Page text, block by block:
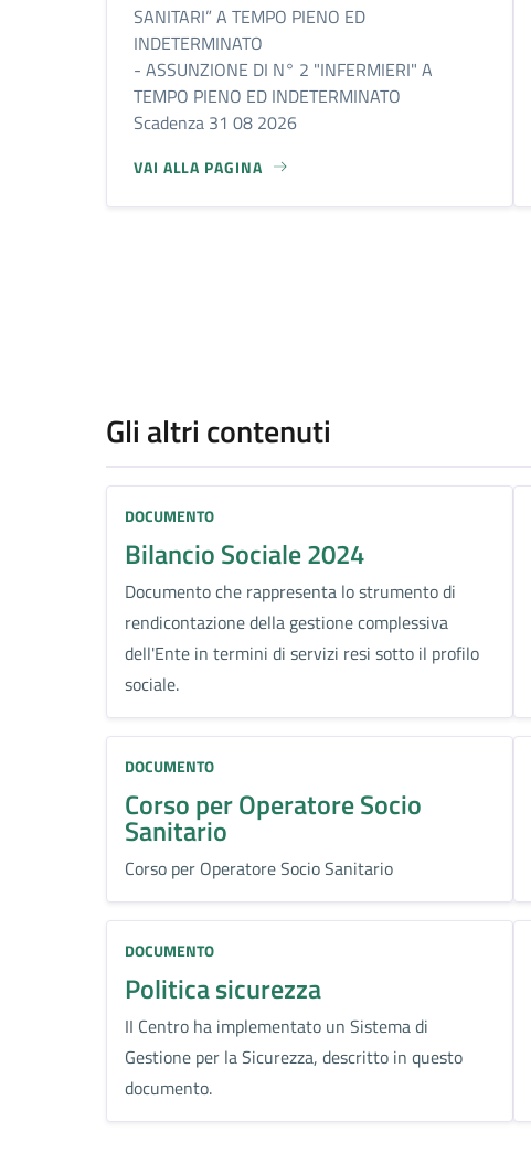
SANITARI” A TEMPO PIENO ED
INDETERMINATO
- ASSUNZIONE DI N° 2 "INFERMIERI" A
TEMPO PIENO ED INDETERMINATO
Scadenza 31 08 2026
VAI ALLA PAGINA
Gli altri contenuti
DOCUMENTO
Bilancio Sociale 2024
Documento che rappresenta lo strumento di
rendicontazione della gestione complessiva
dell'Ente in termini di servizi resi sotto il profilo
sociale.
DOCUMENTO
Corso per Operatore Socio
Sanitario
Corso per Operatore Socio Sanitario
DOCUMENTO
Politica sicurezza
II Centro ha implementato un Sistema di
Gestione per la Sicurezza, descritto in questo
documento.